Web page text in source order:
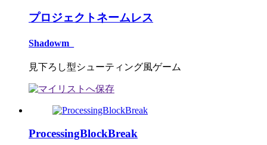
プロジェクトネームレス
Shadowm_
見下ろし型シューティング風ゲーム
ProcessingBlockBreak